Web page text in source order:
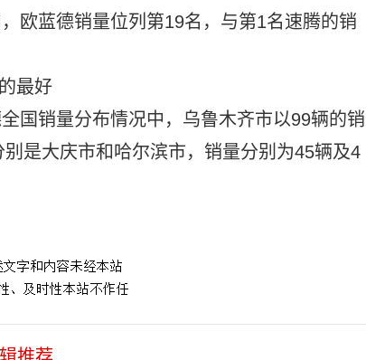
欧蓝德销量位列第19名，与第1名速腾的销
最好
国销量分布情况中，乌鲁木齐市以99辆的销
是大庆市和哈尔滨市，销量分别为45辆及4